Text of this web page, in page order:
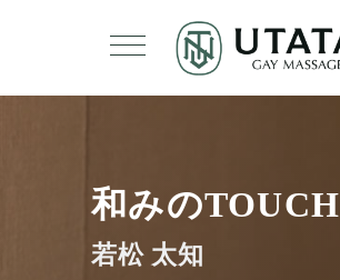
和みのTOUCH
若松 太知